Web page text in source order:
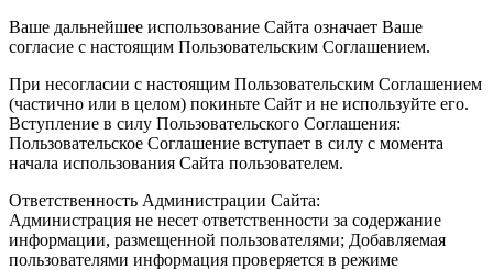
Ваше дальнейшее использование Сайта означает Ваше
согласие с настоящим Пользовательским Соглашением.
При несогласии с настоящим Пользовательским Соглашением
(частично или в целом) покиньте Сайт и не используйте его.
Вступление в силу Пользовательского Соглашения:
Пользовательское Соглашение вступает в силу с момента
начала использования Сайта пользователем.
Ответственность Администрации Сайта:
Администрация не несет ответственности за содержание
информации, размещенной пользователями; Добавляемая
пользователями информация проверяется в режиме